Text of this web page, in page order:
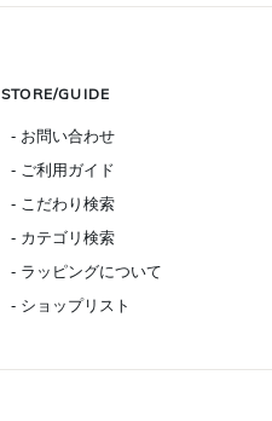
STORE/GUIDE
- お問い合わせ
- ご利用ガイド
- こだわり検索
- カテゴリ検索
- ラッピングについて
- ショップリスト